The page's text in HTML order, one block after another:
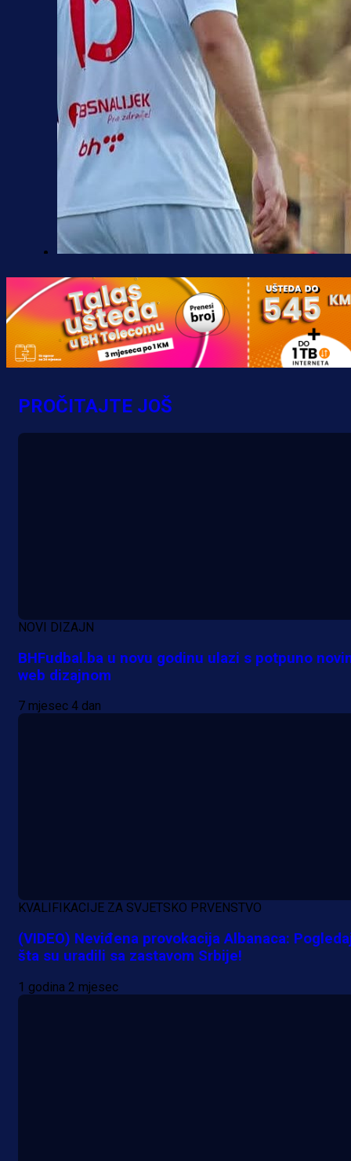
Borac do pobjede, ali scene iz
Banje Luke zgrozile javnost:
zbog skandiranja Ratku Mladiću!
PROČITAJTE JOŠ
NOVI DIZAJN
BHFudbal.ba u novu godinu ulazi s potpuno
web dizajnom
7 mjesec 4 dan
KVALIFIKACIJE ZA SVJETSKO PRVENSTVO
(VIDEO) Neviđena provokacija Albanaca:
šta su uradili sa zastavom Srbije!
1 godina 2 mjesec